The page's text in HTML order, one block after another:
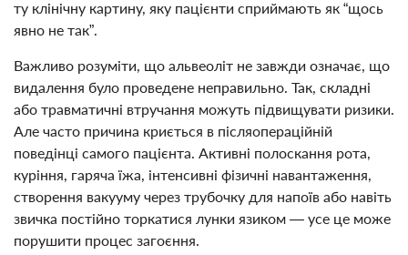
ту клінічну картину, яку пацієнти сприймають як “щось
явно не так”.
Важливо розуміти, що альвеоліт не завжди означає, що
видалення було проведене неправильно. Так, складні
або травматичні втручання можуть підвищувати ризики.
Але часто причина криється в післяопераційній
поведінці самого пацієнта. Активні полоскання рота,
куріння, гаряча їжа, інтенсивні фізичні навантаження,
створення вакууму через трубочку для напоїв або навіть
звичка постійно торкатися лунки язиком — усе це може
порушити процес загоєння.